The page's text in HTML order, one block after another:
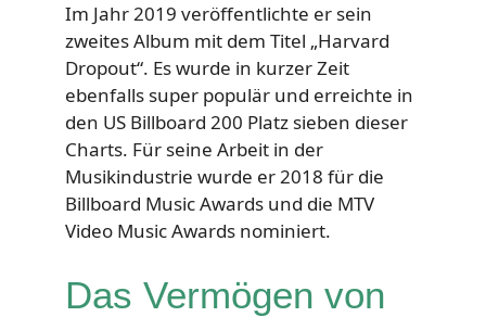
Im Jahr 2019 veröffentlichte er sein
zweites Album mit dem Titel „Harvard
Dropout“. Es wurde in kurzer Zeit
ebenfalls super populär und erreichte in
den US Billboard 200 Platz sieben dieser
Charts. Für seine Arbeit in der
Musikindustrie wurde er 2018 für die
Billboard Music Awards und die MTV
Video Music Awards nominiert.
Das Vermögen von